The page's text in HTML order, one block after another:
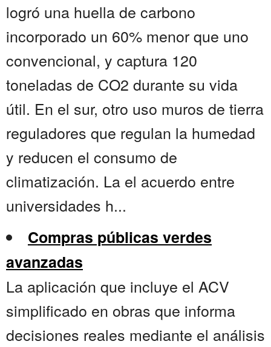
logró una huella de carbono
incorporado un 60% menor que uno
convencional, y captura 120
toneladas de CO2 durante su vida
útil. En el sur, otro uso muros de tierra
reguladores que regulan la humedad
y reducen el consumo de
climatización. La el acuerdo entre
universidades h...
Compras públicas verdes
avanzadas
La aplicación que incluye el ACV
simplificado en obras que informa
decisiones reales mediante el análisis